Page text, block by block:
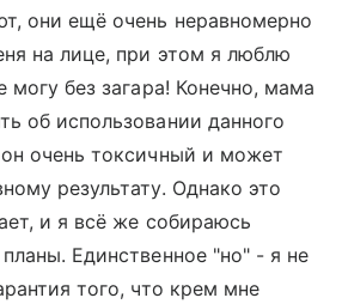
они ещё очень неравномерно
на лице, при этом я люблю
могу без загара! Конечно, мама
об использовании данного
очень токсичный и может
результату. Однако это
и я всё же собираюсь
Единственное "но" - я не
того, что крем мне